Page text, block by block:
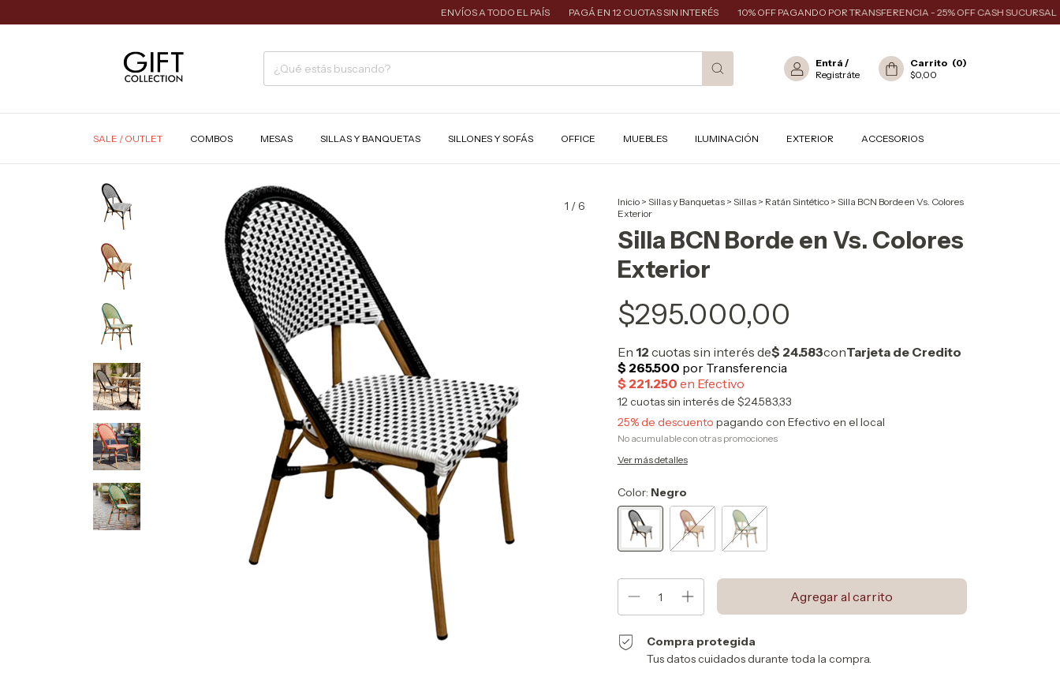
ENVÍOS A TODO EL PAÍS PAGÁ EN 12 CUOTAS SIN INTERÉS 10% OFF PAGANDO POR TRANSFERENCIA - 25% OFF CASH SUCURSAL
Entrá /
Registráte
Carrito (0)
$0,00
SALE / OUTLET COMBOS MESAS SILLAS Y BANQUETAS SILLONES Y SOFÁS OFFICE MUEBLES ILUMINACIÓN EXTERIOR ACCESORIOS
1 /6 Inicio > Sillas y Banquetas > Sillas > Ratán Sintético > Silla BCN Borde en Vs. Colores
Exterior
Silla BCN Borde en Vs. Colores
Exterior
$295.000,00
12cuotas sin interés de $24.583,33
25% de descuento pagando con Efectivo en el local
No acumulable con otras promociones
Ver más detalles
Color: Negro
Compra protegida
Tus datos cuidados durante toda la compra.